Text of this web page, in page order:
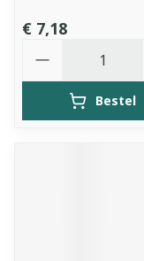
€ 7,18
Bestel